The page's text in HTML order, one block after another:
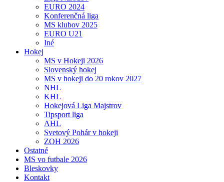
EURO 2024
Konferenčná liga
MS klubov 2025
EURO U21
Iné
Hokej
MS v Hokeji 2026
Slovenský hokej
MS v hokeji do 20 rokov 2027
NHL
KHL
Hokejová Liga Majstrov
Tipsport liga
AHL
Svetový Pohár v hokeji
ZOH 2026
Ostatné
MS vo futbale 2026
Bleskovky
Kontakt